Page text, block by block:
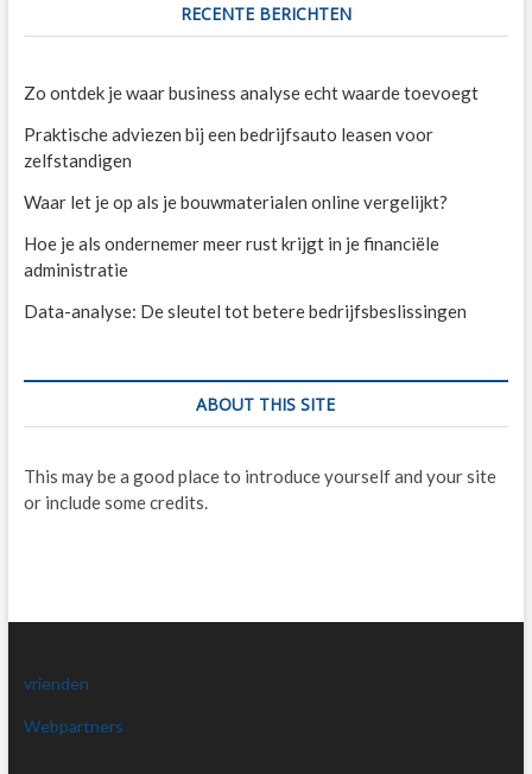
RECENTE BERICHTEN
Zo ontdek je waar business analyse echt waarde toevoegt
Praktische adviezen bij een bedrijfsauto leasen voor
zelfstandigen
Waar let je op als je bouwmaterialen online vergelijkt?
Hoe je als ondernemer meer rust krijgt in je financiële
administratie
Data-analyse: De sleutel tot betere bedrijfsbeslissingen
ABOUT THIS SITE
This may be a good place to introduce yourself and your site
or include some credits.
vrienden
Webpartners